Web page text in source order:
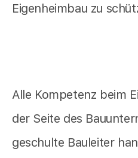
Eigenheimbau zu
Alle Kompetenz beim
der Seite des
geschulte Bauleiter